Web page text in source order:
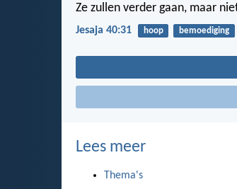
Ze zullen verder gaan, maar
Jesaja 40:31 hoop bemoediging
Lees meer
Thema's